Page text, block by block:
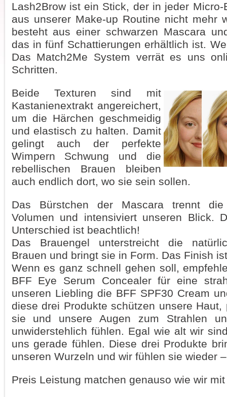
Lash2Brow ist ein Stick, der in jeder
aus unserer Make-up Routine nicht mehr
besteht aus einer schwarzen Mascara
das in fünf Schattierungen erhältlich ist.
Das Match2Me System verrät es uns
Schritten.
Beide Texturen sind mit
Kastanienextrakt angereichert,
um die Härchen geschmeidig
und elastisch zu halten. Damit
gelingt auch der perfekte
Wimpern Schwung und die
rebellischen Brauen bleiben
auch endlich dort, wo sie sein sollen.
Das Bürstchen der Mascara trennt die
Volumen und intensiviert unseren Blick.
Unterschied ist beachtlich!
Das Brauengel unterstreicht die
Brauen und bringt sie in Form. Das Finish
Wenn es ganz schnell gehen soll,
BFF Eye Serum Concealer für eine
unseren Liebling die BFF SPF30 Cream
diese drei Produkte schützen unsere
sie und unsere Augen zum Strahlen
unwiderstehlich fühlen. Egal wie alt wir
uns gerade fühlen. Diese drei Produkte
unseren Wurzeln und wir fühlen sie wieder
Preis Leistung matchen genauso wie wir